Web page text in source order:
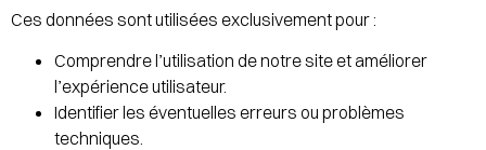
Ces données sont utilisées exclusivement pour :
Comprendre l’utilisation de notre site et améliorer
l’expérience utilisateur.
Identifier les éventuelles erreurs ou problèmes
techniques.